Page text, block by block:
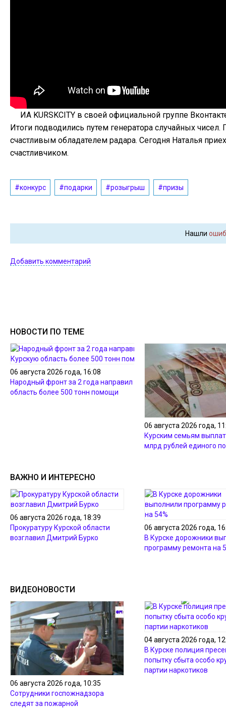
ИА KURSKCITY в своей официальной группе
Итоги подводились путем генератора случайных
счастливым обладателем радара. Сегодня Наталья
счастливчиком.
#конкурс #подарки #розыгрыш #призы
Нашли
Добавить комментарий
НОВОСТИ ПО ТЕМЕ
06 августа 2026 года, 16:08
Народный фронт за 2 года направил в Курскую
область более 500 тонн помощи
06 августа 2026 года,
Курским семьям
млрд рублей единого
ВАЖНО И ИНТЕРЕСНО
06 августа 2026 года, 18:39
Прокуратуру Курской области
возглавил Дмитрий Бурко
06 августа 2026 года,
В Курске дорожники
программу ремонта на
ВИДЕОНОВОСТИ
06 августа 2026 года, 10:35
Сотрудники госпожнадзора
следят за пожарной
04 августа 2026 года,
В Курске полиция
попытку сбыта особо
партии наркотиков